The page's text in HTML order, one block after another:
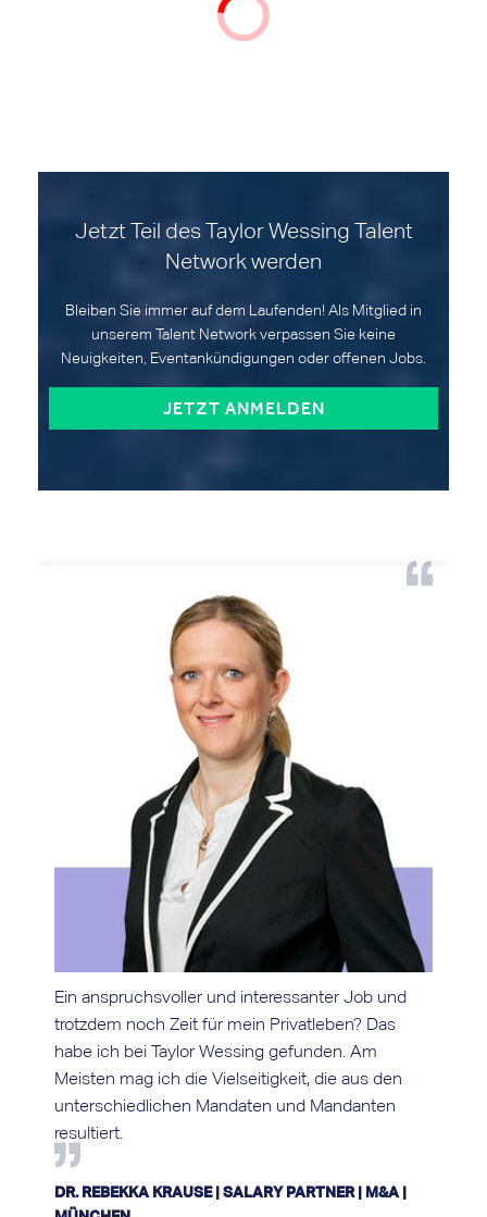
Jetzt Teil des Taylor Wessing Talent
Network werden
Bleiben Sie immer auf dem Laufenden! Als Mitglied in
unserem Talent Network verpassen Sie keine
Neuigkeiten, Eventankündigungen oder offenen Jobs.
JETZT ANMELDEN
Ein anspruchsvoller und interessanter Job und
trotzdem noch Zeit für mein Privatleben? Das
habe ich bei Taylor Wessing gefunden. Am
Meisten mag ich die Vielseitigkeit, die aus den
unterschiedlichen Mandaten und Mandanten
resultiert.
DR. REBEKKA KRAUSE | SALARY PARTNER | M&A |